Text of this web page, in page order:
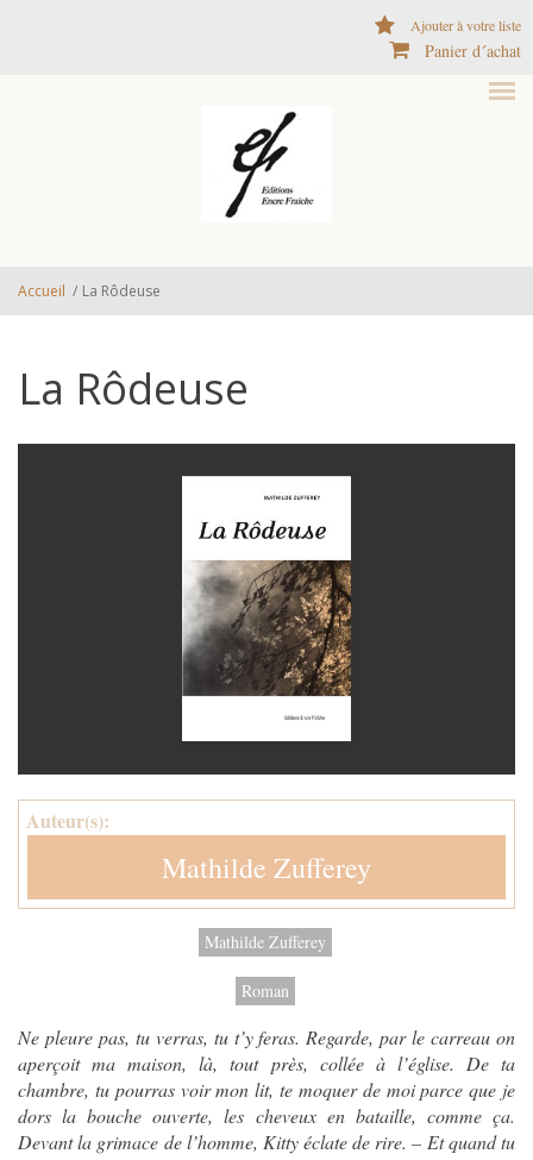
Ajouter à votre liste
Panier d´achat
Accueil / La Rôdeuse
La Rôdeuse
Auteur(s):
Mathilde Zufferey
Mathilde Zufferey
Roman
Ne pleure pas, tu verras, tu t’y feras. Regarde, par le carreau on
aperçoit ma maison, là, tout près, collée à l’église. De ta
chambre, tu pourras voir mon lit, te moquer de moi parce que je
dors la bouche ouverte, les cheveux en bataille, comme ça.
Devant la grimace de l’homme, Kitty éclate de rire. – Et quand tu